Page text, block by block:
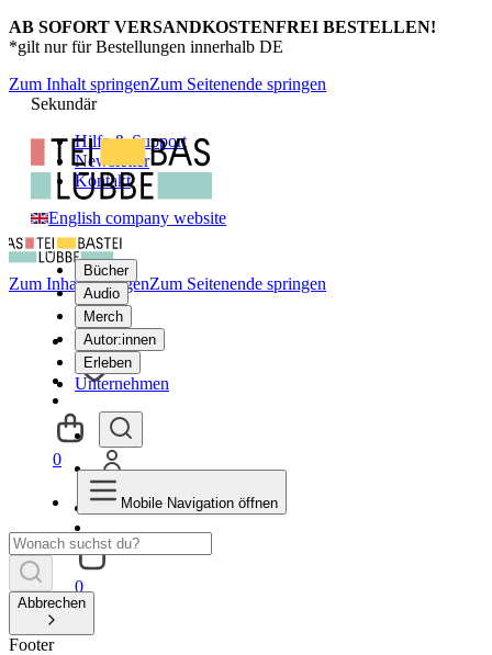
AB SOFORT VERSANDKOSTENFREI BESTELLEN!
*gilt nur für Bestellungen innerhalb DE
Zum Inhalt springenZum Seitenende springen
Sekundär
Hilfe & Support
Newsletter
Kontakt
English company website
Bücher
Audio
Merch
Autor:innen
Erleben
Unternehmen
0
Zum Inhalt springenZum Seitenende springen
0
Mobile Navigation öffnen
Abbrechen
Footer